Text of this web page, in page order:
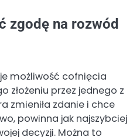
zgodę na rozwód
możliwość cofnięcia
złożeniu przez jednego z
zmieniła zdanie i chce
powinna jak najszybciej
decyzji. Można to